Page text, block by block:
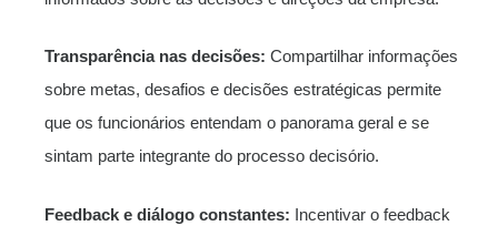
Transparência nas decisões: Compartilhar informações
sobre metas, desafios e decisões estratégicas permite
que os funcionários entendam o panorama geral e se
sintam parte integrante do processo decisório.
Feedback e diálogo constantes: Incentivar o feedback